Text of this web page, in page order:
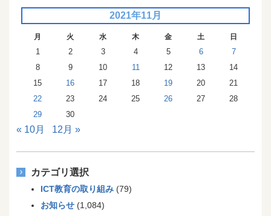
2021年11月
月 火 水 木 金 土 日
1 2 3 4 5 6
7
8
9 10 11 12 13
14
15
16 17 18 19 20
21
22
23 24 25 26 27
28
29
30
« 10月 12月 »
カテゴリ選択
ICT教育の取り組み (79)
お知らせ (1,084)